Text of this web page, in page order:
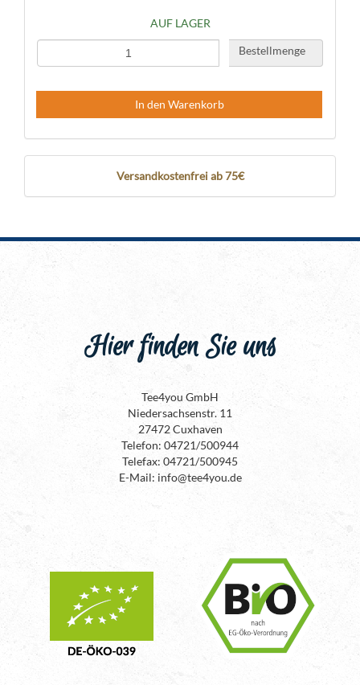
AUF LAGER
Bestellmenge
In den Warenkorb
Versandkostenfrei ab 75€
Hier finden Sie uns
Tee4you GmbH
Niedersachsenstr. 11
27472 Cuxhaven
Telefon: 04721/500944
Telefax: 04721/500945
E-Mail: info@tee4you.de